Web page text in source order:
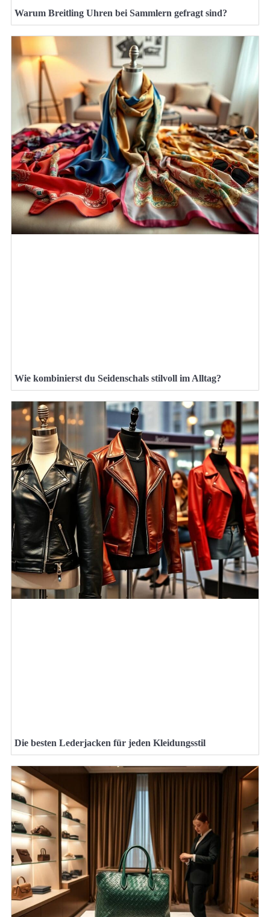
Warum Breitling Uhren bei Sammlern gefragt sind?
Wie kombinierst du Seidenschals stilvoll im Alltag?
Die besten Lederjacken für jeden Kleidungsstil